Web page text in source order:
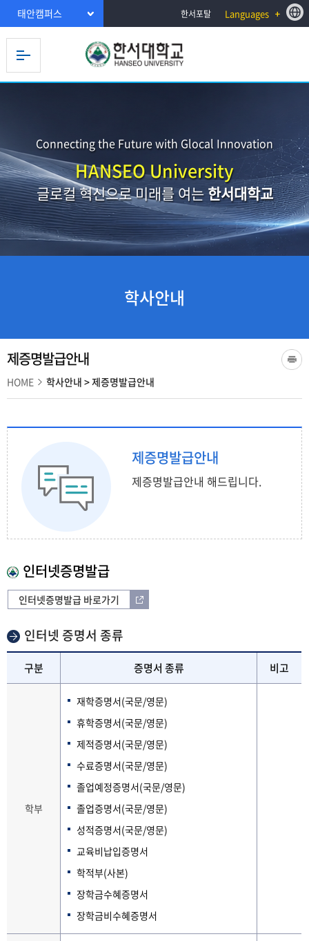
태안캠퍼스 한서포탈 Languages
Connecting the Future with Glocal Innovation
HANSEO University
글로컬 혁신으로 미래를 여는한서대학교
학사안내
제증명발급안내
HOME 학사안내 >제증명발급안내
제증명발급안내
제증명발급안내 해드립니다.
인터넷증명발급
인터넷증명발급 바로가기
인터넷 증명서 종류
구분 증명서 종류 비고
학부
재학증명서(국문/영문)
휴학증명서(국문/영문)
제적증명서(국문/영문)
수료증명서(국문/영문)
졸업예정증명서(국문/영문)
졸업증명서(국문/영문)
성적증명서(국문/영문)
교육비납입증명서
학적부(사본)
장학금수혜증명서
장학금비수혜증명서